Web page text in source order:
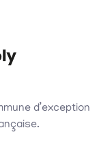
d’exception